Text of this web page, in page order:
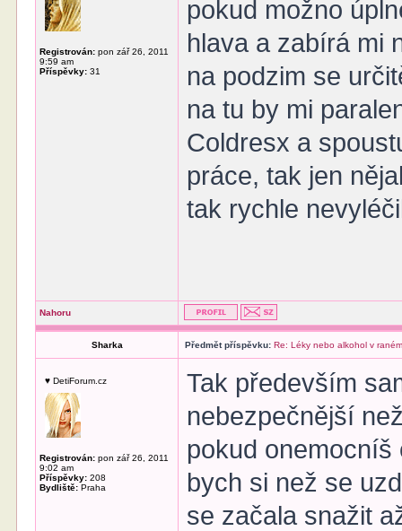
Registrován: pon zář 26, 2011
9:59 am
Příspěvky: 31
pokud možno
hlava a zabírá mi
na podzim se
na tu by mi
Coldresx a
práce, tak jen
tak rychle
Nahoru
Sharka Předmět příspěvku: Re: Léky nebo alkohol v
♥ DetiForum.cz
Registrován: pon zář 26, 2011
9:02 am
Příspěvky: 208
Bydliště: Praha
Tak především
nebezpečnější
pokud onemocníš
bych si než se
se začala snažit